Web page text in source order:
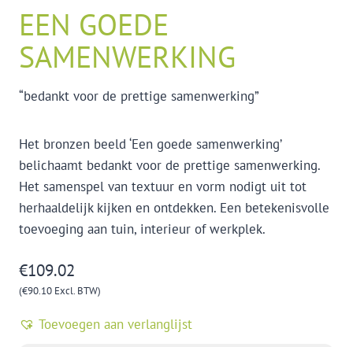
EEN GOEDE
SAMENWERKING
“bedankt voor de prettige samenwerking”
Het bronzen beeld ‘Een goede samenwerking’
belichaamt bedankt voor de prettige samenwerking.
Het samenspel van textuur en vorm nodigt uit tot
herhaaldelijk kijken en ontdekken. Een betekenisvolle
toevoeging aan tuin, interieur of werkplek.
€109.02
(€90.10 Excl. BTW)
Toevoegen aan verlanglijst